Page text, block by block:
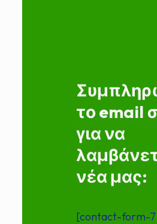
το email
για να
νέα μας:
[contact-form-7